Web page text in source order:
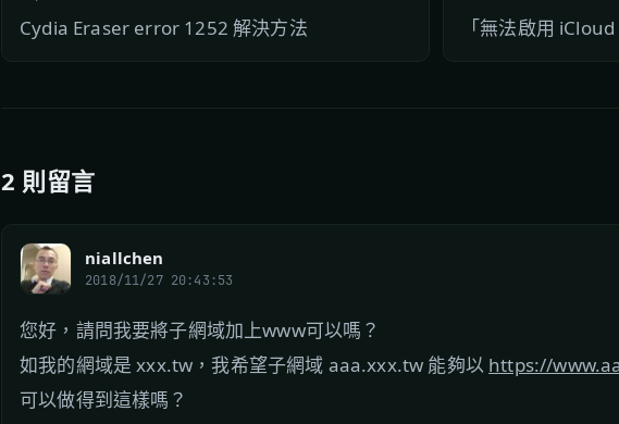
Cydia Eraser error 1252 解決方法 「無法啟用
2 則留言
niallchen
2018/11/27 20:43:53
您好，請問我要將子網域加上www可以嗎？
如我的網域是 xxx.tw，我希望子網域 aaa.xxx.tw 能夠以 https://
可以做得到這樣嗎？